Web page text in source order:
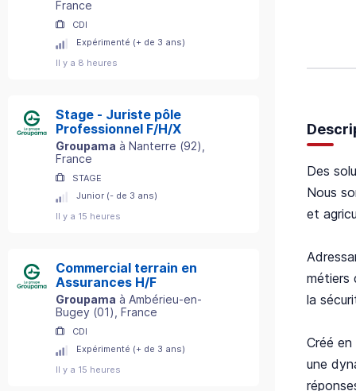
France
CDI
Expérimenté (+ de 3 ans)
Il y a 8 heures
Stage - Juriste pôle
Professionnel F/H/X
Groupama à Nanterre (92)
France
STAGE
Junior (- de 3 ans)
Il y a 15 heures
Commercial terrain en
Assurances H/F
Groupama à Ambérieu-en-
Bugey (01) , France
CDI
Expérimenté (+ de 3 ans)
Il y a 15 heures
Des
Nous
et
métiers
la
Créé
une